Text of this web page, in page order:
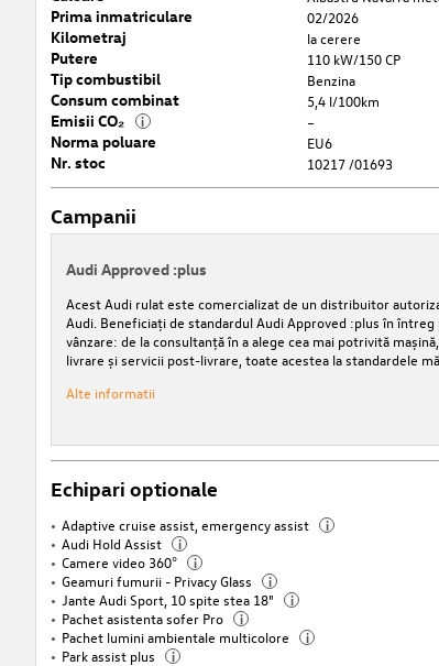
Prima inmatriculare 02/2026
Kilometraj la cerere
Putere 110 kW/150 CP
Tip combustibil Benzina
Consum combinat 5,4 l/100km
Emisii CO₂ i –
Norma poluare EU6
Nr. stoc 10217 /01693
Campanii
Audi Approved :plus
Acest Audi rulat este comercializat de un distribuitor
Audi. Beneficiați de standardul Audi Approved :plus în întreg
vânzare: de la consultanță în a alege cea mai potrivită
livrare și servicii post-livrare, toate acestea la standardele
Alte informatii
Echipari optionale
Adaptive cruise assist, emergency assist i
Audi Hold Assist
i
Camere video 360° i
Geamuri fumurii - Privacy Glass i
Jante Audi Sport, 10 spite stea 18" i
Pachet asistenta sofer Pro
i
Pachet lumini ambientale multicolore i
Park assist plus i